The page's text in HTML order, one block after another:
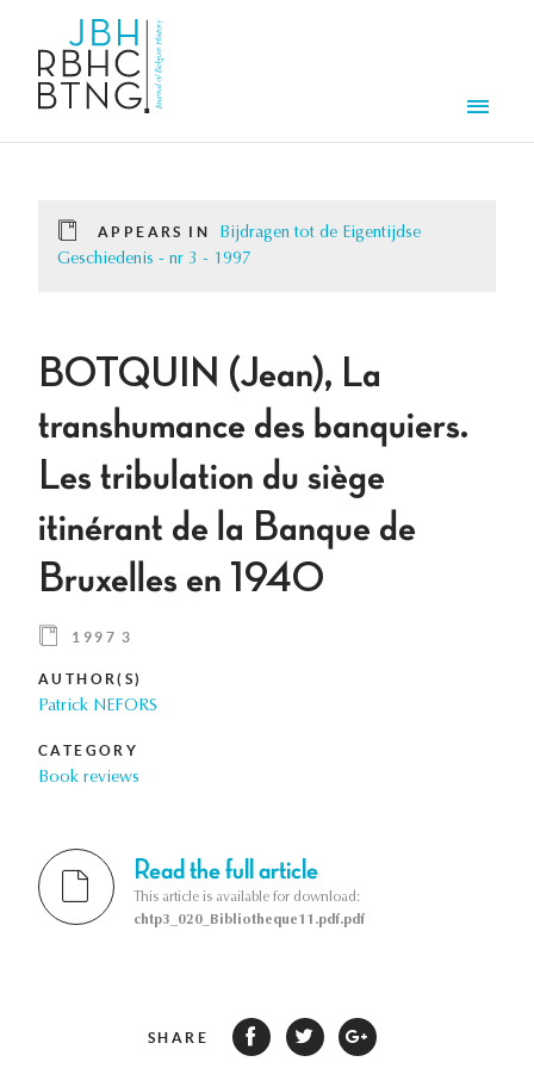
APPEARS IN
Bijdragen tot de Eigentijdse
Geschiedenis - nr 3 - 1997
BOTQUIN (Jean), La
transhumance des banquiers.
Les tribulation du siège
itinérant de la Banque de
Bruxelles en 1940
1997 3
AUTHOR(S)
Patrick NEFORS
CATEGORY
Book reviews
Read the full article
This article is available for download:
chtp3_020_Bibliotheque11.pdf.pdf
SHARE